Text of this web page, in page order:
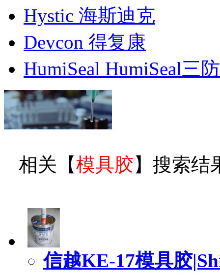
Hystic 海斯迪克
Devcon 得复康
HumiSeal HumiSeal三防
相关【模具胶】搜索结
信越KE-17模具胶